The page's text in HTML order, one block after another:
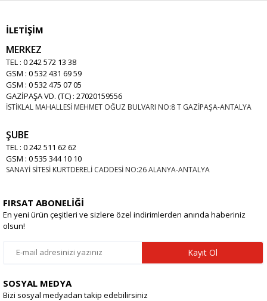
İLETİŞİM
MERKEZ
TEL : 0 242 572 13 38
GSM : 0 532 431 69 59
GSM : 0 532 475 07 05
GAZİPAŞA VD. (TC) : 27020159556
İSTİKLAL MAHALLESİ MEHMET OĞUZ BULVARI NO:8 T GAZİPAŞA-ANTALYA
ŞUBE
TEL : 0 242 511 62 62
GSM : 0 535 344 10 10
SANAYİ SİTESİ KURTDERELİ CADDESİ NO:26 ALANYA-ANTALYA
FIRSAT ABONELİĞİ
En yeni ürün çeşitleri ve sizlere özel indirimlerden anında haberiniz
olsun!
Kayıt Ol
SOSYAL MEDYA
Bizi sosyal medyadan takip edebilirsiniz